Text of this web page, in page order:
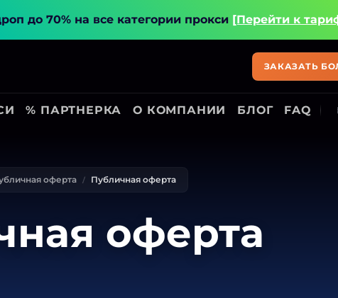
до 70% на все категории прокси [Перейти к
% ПАРТНЕРКА О КОМПАНИИ БЛОГ FAQ
ЗАКАЗАТЬ
оферта Публичная оферта
оферта